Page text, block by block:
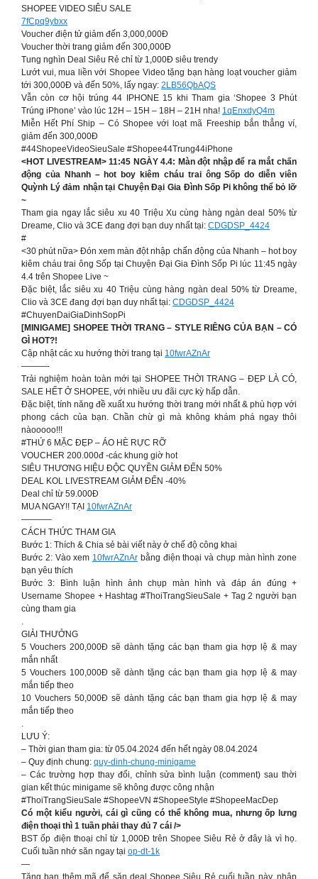
SHOPEE VIDEO SIÊU SALE ️️
7fCpq9ybxx
Voucher điện tử giảm đến 3,000,000Đ
Voucher thời trang giảm đến 300,000Đ
Tung nghìn Deal Siêu Rẻ chỉ từ 1,000Đ siêu trendy
Lướt vui, mua liền với Shopee Video tặng bạn hàng loạt voucher giảm
tới 300,000Đ và đến 50%, lấy ngay: 2LB56QbAQS
Vẫn còn cơ hội trúng 44 IPHONE 15 khi Tham gia ‘Shopee 3 Phút
Trúng iPhone’ vào lúc 12H – 15H – 18H – 21H nha! 1qEnxdyQ4m
Miễn Hết Phí Ship – Có Shopee với loạt mã Freeship bắn thẳng ví,
giảm đến 300,000Đ
#44ShopeeVideoSieuSale #Shopee44Trung44iPhone
<HOT LIVESTREAM> 11:45 NGÀY 4.4: Màn đột nhập để ra mắt chấn
động của Nhanh – hot boy kiêm cháu trai ông Sốp do diễn viên
Quỳnh Lý đảm nhận tại Chuyện Đại Gia Đình Sốp Pi không thể bỏ lỡ
~
Tham gia ngay lắc siêu xu 40 Triệu Xu cùng hàng ngàn deal 50% từ
Dreame, Clio và 3CE đang đợi bạn duy nhất tại: CDGDSP_4424
#
<30 phút nữa> Đón xem màn đột nhập chấn động của Nhanh – hot boy
kiêm cháu trai ông Sốp tại Chuyện Đại Gia Đình Sốp Pi lúc 11:45 ngày
4.4 trên Shopee Live ~
Đặc biệt, lắc siêu xu 40 Triệu cùng hàng ngàn deal 50% từ Dreame,
Clio và 3CE đang đợi bạn duy nhất tại: CDGDSP_4424
#ChuyenDaiGiaDinhSopPi
[MINIGAME] SHOPEE THỜI TRANG – STYLE RIÊNG CỦA BẠN – CÓ
GÌ HOT?!
Cập nhật các xu hướng thời trang tại 10fwrAZnAr
———-
Trải nghiệm hoàn toàn mới tại SHOPEE THỜI TRANG – ĐẸP LÀ CÓ,
SALE HẾT Ở SHOPEE, với nhiều ưu đãi cực kỳ hấp dẫn.
Đặc biệt, tính năng đề xuất xu hướng thời trang mới nhất & phù hợp với
phong cách của bạn. Chần chừ gì mà không khám phá ngay thôi
nàooooo!!!
#THỨ 6 MẶC ĐẸP – ÁO HÈ RỰC RỠ
VOUCHER 200.000đ -các khung giờ hot
SIÊU THƯƠNG HIỆU ĐỘC QUYỀN GIẢM ĐẾN 50%
DEAL KOL LIVESTREAM GIẢM ĐẾN -40%
Deal chỉ từ 59.000Đ
MUA NGAY!! TẠI 10fwrAZnAr
———–
CÁCH THỨC THAM GIA
Bước 1: Thích & Chia sẻ bài viết này ở chế độ công khai
Bước 2: Vào xem 10fwrAZnAr bằng điện thoại và chụp màn hình zone
bạn yêu thích
Bước 3: Bình luận hình ảnh chụp màn hình và đáp án đúng +
Username Shopee + Hashtag #ThoiTrangSieuSale + Tag 2 người bạn
cùng tham gia
.
GIẢI THƯỞNG
5 Vouchers 200,000Đ sẽ dành tặng các bạn tham gia hợp lệ & may
mắn nhất
5 Vouchers 100,000Đ sẽ dành tặng các bạn tham gia hợp lệ & may
mắn tiếp theo
10 Vouchers 50,000Đ sẽ dành tặng các bạn tham gia hợp lệ & may
mắn tiếp theo
.
LƯU Ý:
– Thời gian tham gia: từ 05.04.2024 đến hết ngày 08.04.2024
– Quy định chung: quy-dinh-chung-minigame
– Các trường hợp thay đổi, chỉnh sửa bình luận (comment) sau thời
gian kết thúc minigame sẽ không được công nhận
#ThoiTrangSieuSale #ShopeeVN #ShopeeStyle #ShopeeMacDep
Có một kiểu người, cái gì cũng có thể không mua, nhưng ốp lưng
điện thoại thì 1 tuần phải thay đủ 7 cái />
BST ốp điện thoại chỉ từ 1,000Đ trên Shopee Siêu Rẻ ở đây là vì họ.
Cuối tuần nhớ săn ngay tại op-dt-1k
—
Tặng bạn thêm mã để săn deal Shopee Siêu Rẻ cuối tuần này, nhập